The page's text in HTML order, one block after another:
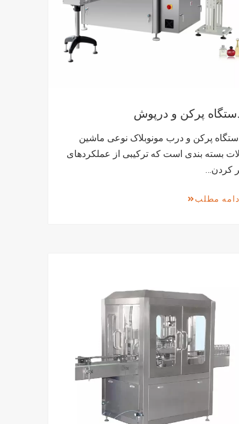
پرکن و درپوش
پرکن و درب مونوبلاک نوعی ماشین
آلات بسته بندی است که ترکیبی از عملکردهای
کردن…
مطلب